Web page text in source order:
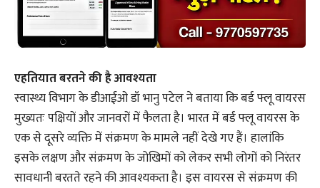
एहतियात बरतने की है आवश्यता
स्वास्थ्य विभाग के डीआईओ डॉ भानु पटेल ने बताया कि बर्ड फ्लू वायरस
मुख्यतः पक्षियों और जानवरों में फैलता है। भारत में बर्ड फ्लू वायरस के
एक से दूसरे व्यक्ति में संक्रमण के मामले नहीं देखे गए हैं। हालांकि
इसके लक्षण और संक्रमण के जोखिमों को लेकर सभी लोगों को निरंतर
सावधानी बरतते रहने की आवश्यकता है। इस वायरस से संक्रमण की